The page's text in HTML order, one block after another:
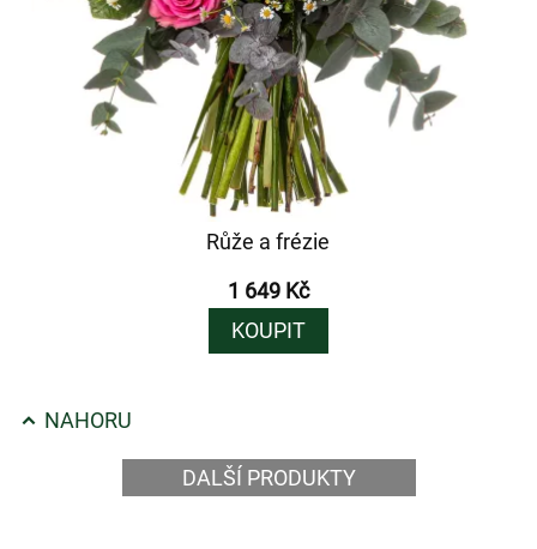
Růže a frézie
1 649 Kč
KOUPIT
NAHORU
DALŠÍ PRODUKTY